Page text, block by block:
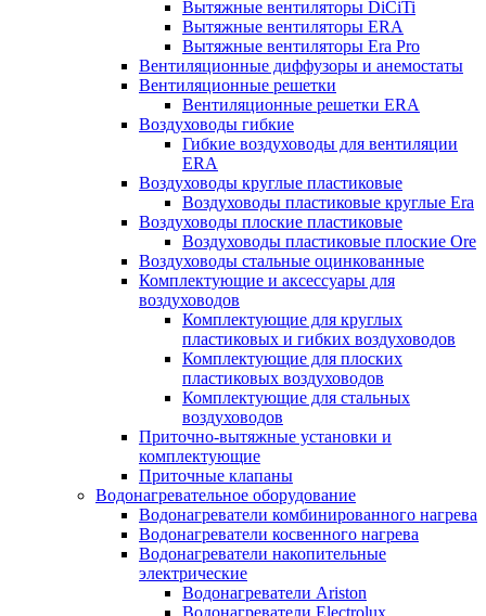
Вытяжные вентиляторы DiCiTi
Вытяжные вентиляторы ERA
Вытяжные вентиляторы Era Pro
Вентиляционные диффузоры и анемостаты
Вентиляционные решетки
Вентиляционные решетки ERA
Воздуховоды гибкие
Гибкие воздуховоды для вентиляции
ERA
Воздуховоды круглые пластиковые
Воздуховоды пластиковые круглые Era
Воздуховоды плоские пластиковые
Воздуховоды пластиковые плоские Ore
Воздуховоды стальные оцинкованные
Комплектующие и аксессуары для
воздуховодов
Комплектующие для круглых
пластиковых и гибких воздуховодов
Комплектующие для плоских
пластиковых воздуховодов
Комплектующие для стальных
воздуховодов
Приточно-вытяжные установки и
комплектующие
Приточные клапаны
Водонагревательное оборудование
Водонагреватели комбинированного нагрева
Водонагреватели косвенного нагрева
Водонагреватели накопительные
электрические
Водонагреватели Ariston